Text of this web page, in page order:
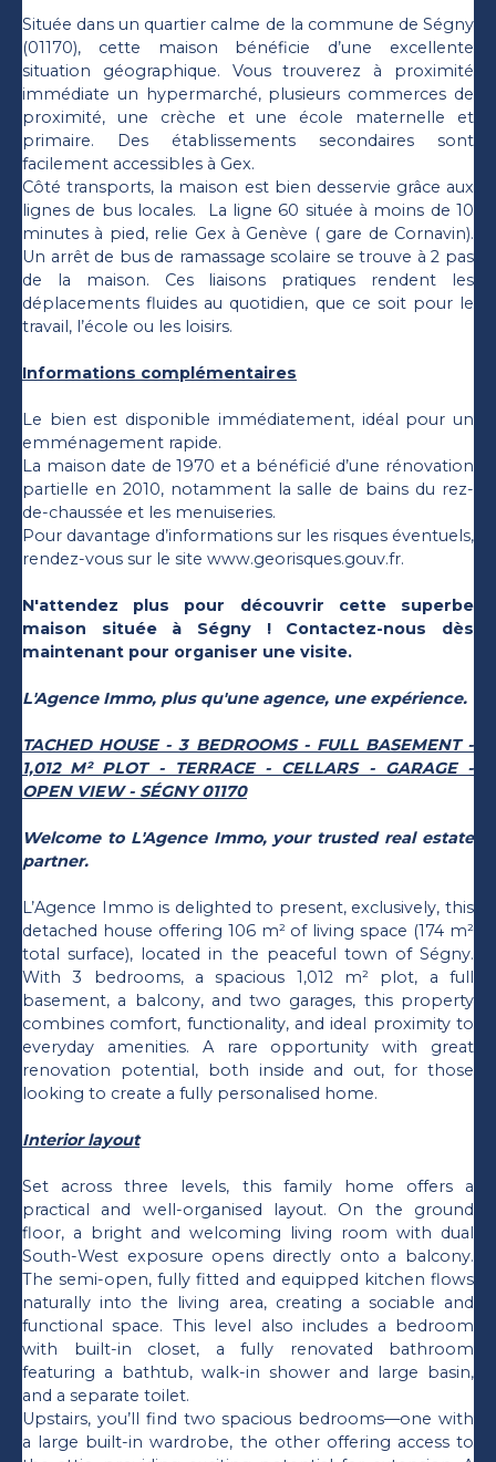
Située dans un quartier calme de la commune de Ségny
(01170), cette maison bénéficie d’une excellente
situation géographique. Vous trouverez à proximité
immédiate un hypermarché, plusieurs commerces de
proximité, une crèche et une école maternelle et
primaire. Des établissements secondaires sont
facilement accessibles à Gex.
Côté transports, la maison est bien desservie grâce aux
lignes de bus locales. La ligne 60 située à moins de 10
minutes à pied, relie Gex à Genève ( gare de Cornavin).
Un arrêt de bus de ramassage scolaire se trouve à 2 pas
de la maison. Ces liaisons pratiques rendent les
déplacements fluides au quotidien, que ce soit pour le
travail, l’école ou les loisirs.
Informations complémentaires
Le bien est disponible immédiatement, idéal pour un
emménagement rapide.
La maison date de 1970 et a bénéficié d’une rénovation
partielle en 2010, notamment la salle de bains du rez-
de-chaussée et les menuiseries.
Pour davantage d’informations sur les risques éventuels,
rendez-vous sur le site www.georisques.gouv.fr.
N'attendez plus pour découvrir cette superbe
maison située à Ségny ! Contactez-nous dès
maintenant pour organiser une visite.
L'Agence Immo, plus qu'une agence, une expérience.
TACHED HOUSE - 3 BEDROOMS - FULL BASEMENT -
1,012 M² PLOT - TERRACE - CELLARS - GARAGE -
OPEN VIEW - SÉGNY 01170
Welcome to L'Agence Immo, your trusted real estate
partner.
L’Agence Immo is delighted to present, exclusively, this
detached house offering 106 m² of living space (174 m²
total surface), located in the peaceful town of Ségny.
With 3 bedrooms, a spacious 1,012 m² plot, a full
basement, a balcony, and two garages, this property
combines comfort, functionality, and ideal proximity to
everyday amenities. A rare opportunity with great
renovation potential, both inside and out, for those
looking to create a fully personalised home.
Interior layout
Set across three levels, this family home offers a
practical and well-organised layout. On the ground
floor, a bright and welcoming living room with dual
South-West exposure opens directly onto a balcony.
The semi-open, fully fitted and equipped kitchen flows
naturally into the living area, creating a sociable and
functional space. This level also includes a bedroom
with built-in closet, a fully renovated bathroom
featuring a bathtub, walk-in shower and large basin,
and a separate toilet.
Upstairs, you’ll find two spacious bedrooms—one with
a large built-in wardrobe, the other offering access to